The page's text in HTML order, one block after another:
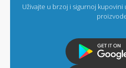
Uživajte u brzoj i sigurnoj